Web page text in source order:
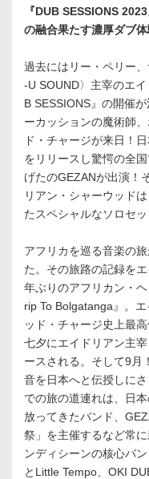
『DUB SESSIONS
の融合果たす濃厚ダブ
過去にはリー・ペリー
-U SOUND〉主宰のエ
B SESSIONS』の開催
ーカッションの魔術師
ド・チャージが来日！
をリリースし驚愕の全
げたのGEZANが出演！
リアン・シャーウッド
たスペシャルなソロセッ
アフリカを巡る音楽の
た。その旅路の記録を
年ぶりのアフリカン・
rip To Bolgatanga』。
ッド・チャージ史上最
七夕にエイドリアン主
ースされる。そして9月
音を日本へと伝授しに
での旅の道連れは、日
放ってきたバンド、
祭」を主催するなど常
ンディシーンの核心バ
とLittle Tempo、OKI